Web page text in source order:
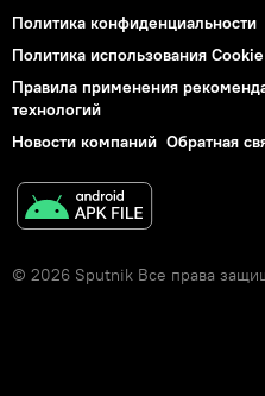
Политика конфиденциальности
Политика использования Cookie
Правила применения
технологий
Новости компаний Обратная
© 2026 Sputnik Все права